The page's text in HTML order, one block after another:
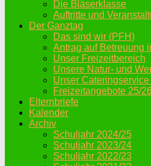
Die Bläserklasse
Auftritte und
Der Ganztag
Das sind wir (PFH)
Antrag auf Betreuung
Unser Freizeitbereich
Unsere Natur- und
Unser Cateringservice
Freizeitangebote 25/
Elternbriefe
Kalender
Archiv
Schuljahr 2024/25
Schuljahr 2023/24
Schuljahr 2022/23